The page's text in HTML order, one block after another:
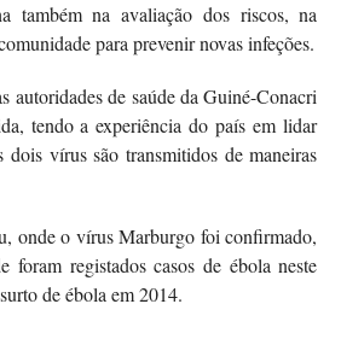
também na avaliação dos riscos, na
para prevenir novas infeções.
autoridades de saúde da Guiné-Conacri
tendo a experiência do país em lidar
vírus são transmitidos de maneiras
onde o vírus Marburgo foi confirmado,
foram registados casos de ébola neste
de ébola em 2014.